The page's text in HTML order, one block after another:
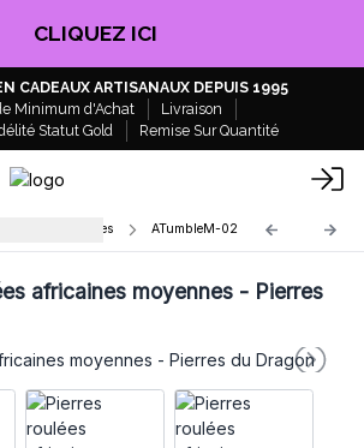
CLIQUEZ ICI
CADEAUX ARTISANAUX DEPUIS 1995
Minimum d'Achat
Livraison
Statut Gold
Remise Sur Quantité
africaines roulées ATumbleM-02
africaines moyennes - Pierres